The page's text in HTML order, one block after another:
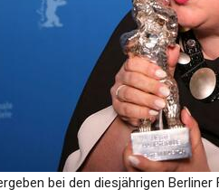
bei den diesjährigen
SPORT
Premier League:
Gegen Chelsea
Admin May 9, 2026